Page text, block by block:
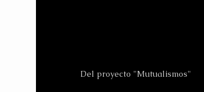
Del proyecto "Mutualismos"